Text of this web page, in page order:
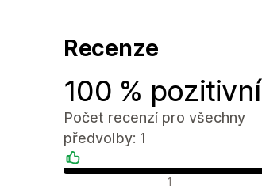
Recenze
100 % pozitivní
Počet recenzí pro všechny
předvolby: 1
Pozitivní recenze 1